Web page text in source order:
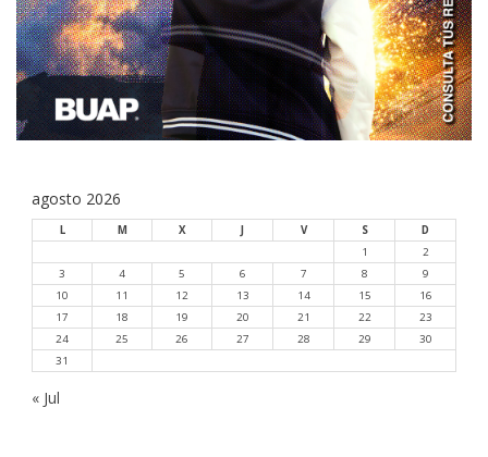
agosto 2026
L M X V S
D
1
2
3
4 5 6 7 8
9
10
11 12 13 14 15
16
17
18 19 20 21 22
23
24
25 26 27 28 29
30
31
« Jul